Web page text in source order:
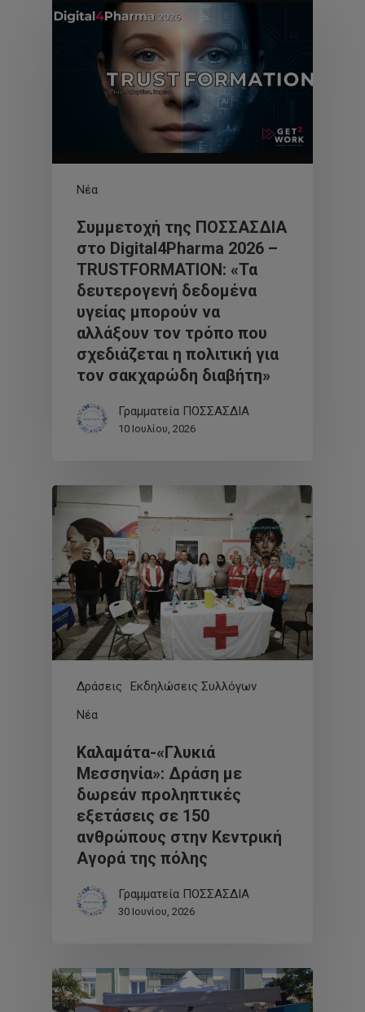
Νέα
Συμμετοχή της ΠΟΣΣΑΣΔΙΑ
στο Digital4Pharma 2026 –
TRUSTFORMATION: «Τα
δευτερογενή δεδομένα
υγείας μπορούν να
αλλάξουν τον τρόπο που
σχεδιάζεται η πολιτική για
τον σακχαρώδη διαβήτη»
Γραμματεία ΠΟΣΣΑΣΔΙΑ
10 Ιουλίου, 2026
Δράσεις
Εκδηλώσεις Συλλόγων
Νέα
Καλαμάτα-«Γλυκιά
Μεσσηνία»: Δράση με
δωρεάν προληπτικές
εξετάσεις σε 150
ανθρώπους στην Κεντρική
Αγορά της πόλης
Γραμματεία ΠΟΣΣΑΣΔΙΑ
30 Ιουνίου, 2026